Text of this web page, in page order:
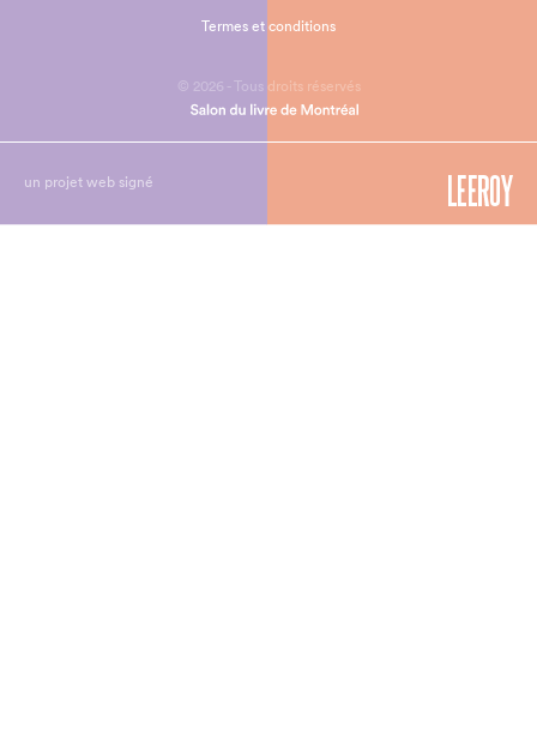
© 2026 - Tous droits réservés
Termes et conditions
un projet web signé